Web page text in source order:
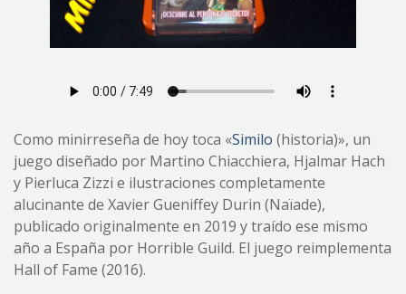
Como minirreseña de hoy toca «Similo (historia)», un
juego diseñado por Martino Chiacchiera, Hjalmar Hach
y Pierluca Zizzi e ilustraciones completamente
alucinante de Xavier Gueniffey Durin (Naïade),
publicado originalmente en 2019 y traído ese mismo
año a España por Horrible Guild. El juego reimplementa
Hall of Fame (2016).